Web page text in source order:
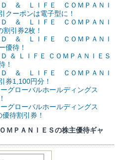
Ｄ ＆ ＬＩＦＥ ＣＯＭＰＡＮＩ
クーポンは電子型に！
Ｄ ＆ ＬＩＦＥ ＣＯＭＰＡＮＩ
引券2枚！
Ｄ ＆ ＬＩＦＥ ＣＯＭＰＡＮＩ
優待！
＆ ＬＩＦＥ ＣＯＭＰＡＮＩＥＳ
！
Ｄ ＆ ＬＩＦＥ ＣＯＭＰＡＮＩ
券1,100円分！
グローバルホールディングス
グローバルホールディングス
待割引券！
ＰＡＮＩＥＳの株主優待ギャ